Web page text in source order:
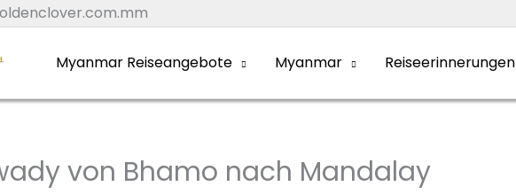
Myanmar Reiseangebote Myanmar Reiseerinnerungen
von Bhamo nach Mandalay